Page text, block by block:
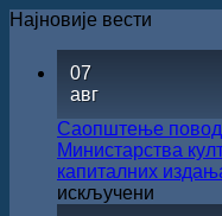
Најновије вести
07
авг
Саопштење
Министарства
капиталних
искључени